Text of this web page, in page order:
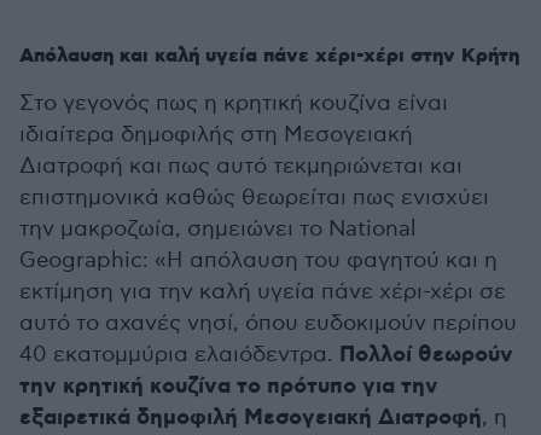
Απόλαυση και καλή υγεία πάνε χέρι-χέρι στην Κρήτη
Στο γεγονός πως η κρητική κουζίνα είναι
ιδιαίτερα δημοφιλής στη Μεσογειακή
Διατροφή και πως αυτό τεκμηριώνεται και
επιστημονικά καθώς θεωρείται πως ενισχύει
την μακροζωία, σημειώνει το National
Geographic: «Η απόλαυση του φαγητού και η
εκτίμηση για την καλή υγεία πάνε χέρι-χέρι σε
αυτό το αχανές νησί, όπου ευδοκιμούν περίπου
40 εκατομμύρια ελαιόδεντρα. Πολλοί θεωρούν
την κρητική κουζίνα το πρότυπο για την
εξαιρετικά δημοφιλή Μεσογειακή Διατροφή, η